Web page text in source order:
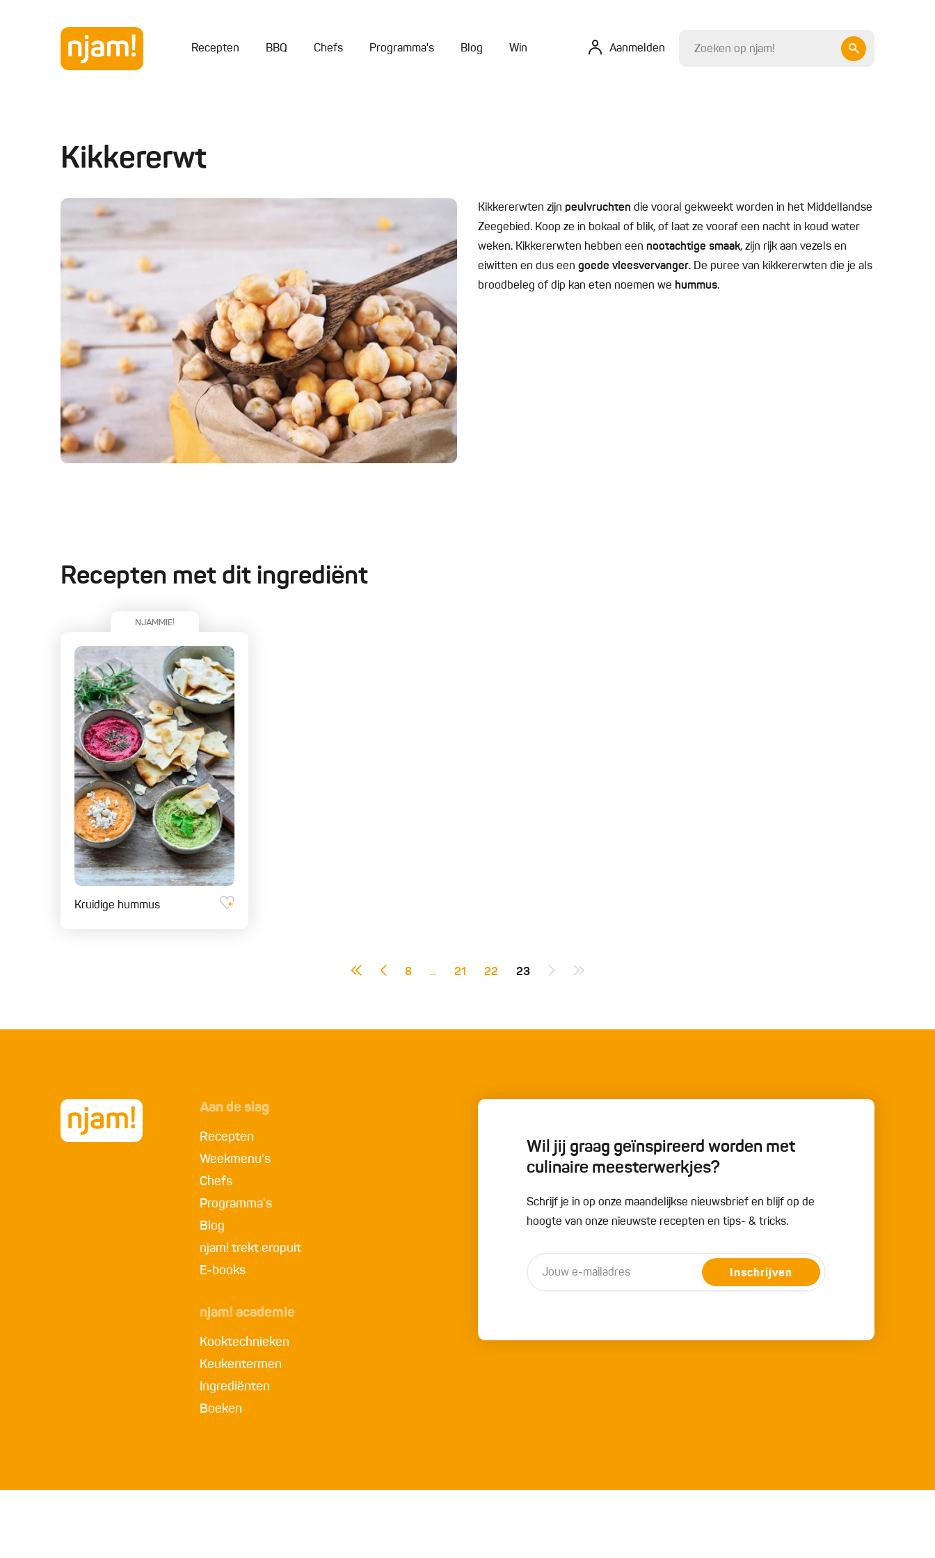
Recepten BBQ Chefs Programma's Blog Win Aanmelden
Kikkererwt
Kikkererwten zijn peulvruchten die vooral gekweekt worden in het Middellandse
Zeegebied. Koop ze in bokaal of blik, of laat ze vooraf een nacht in koud water
weken. Kikkererwten hebben een nootachtige smaak, zijn rijk aan vezels en
eiwitten en dus een goede vleesvervanger. De puree van kikkererwten die je als
broodbeleg of dip kan eten noemen we hummus.
Recepten met dit ingrediënt
NJAMMIE!
Kruidige hummus
8 ... 21 22 23
Aan de slag
Recepten
Weekmenu's
Chefs
Programma's
Blog
njam! trekt eropuit
E-books
njam! academie
Kooktechnieken
Keukentermen
Ingrediënten
Boeken
Wil jij graag geïnspireerd worden met
culinaire meesterwerkjes?
Schrijf je in op onze maandelijkse nieuwsbrief en blijf op de
hoogte van onze nieuwste recepten en tips- & tricks.
Inschrijven